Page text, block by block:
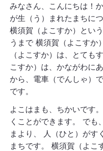
みなさん、こんにちは！
が生（う）まれたまちに
横須賀（よこすか）とい
うまで 横須賀（よこすか
（よこすか）は、とても
こすか）は、かながわに
から、電車（でんしゃ）
です。
よこはまも、ちかいです
くことができます。 でも
まより、 人（ひと）がす
まちです。 横須賀（よこ